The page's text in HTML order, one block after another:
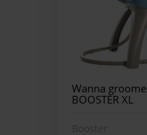
Wanna
BOOSTER XL